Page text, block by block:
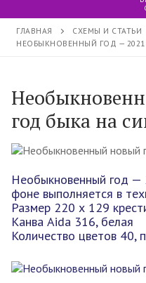
ГЛАВНАЯ СХЕМЫ И СТАТЬИ
НЕОБЫКНОВЕННЫЙ ГОД —
год быка на
Необыкновенный год —
фоне выполняется в
Размер 220 х 129
Канва Aida 316, белая
Количество цветов 40,